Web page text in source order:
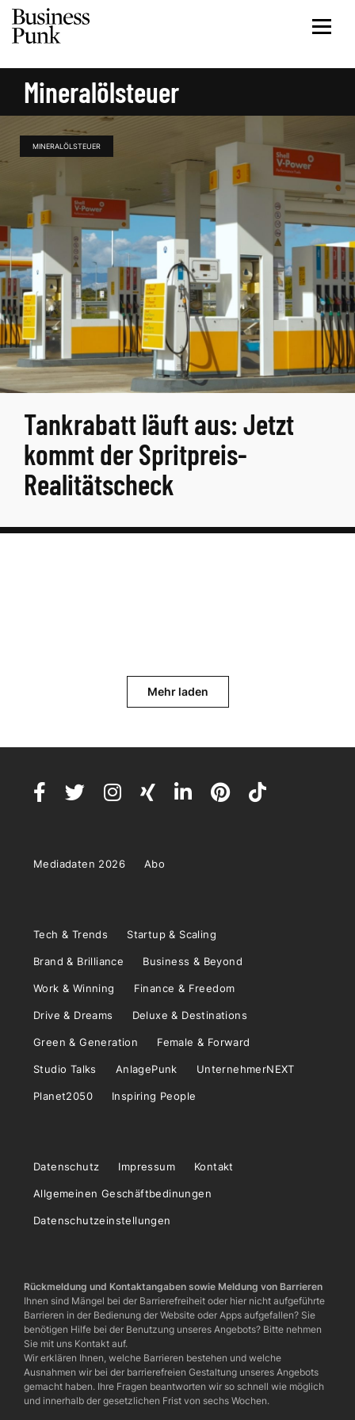
Mineralölsteuer
MINERALÖLSTEUER
Tankrabatt läuft aus: Jetzt
kommt der Spritpreis-
Realitätscheck
Mehr laden
Mediadaten 2026 Abo
Tech & Trends Startup & Scaling
Brand & Brilliance Business & Beyond
Work & Winning Finance & Freedom
Drive & Dreams Deluxe & Destinations
Green & Generation Female & Forward
Studio Talks AnlagePunk UnternehmerNEXT
Planet2050 Inspiring People
Datenschutz Impressum Kontakt
Allgemeinen Geschäftbedinungen
Datenschutzeinstellungen
Rückmeldung und Kontaktangaben sowie Meldung von Barrieren
Ihnen sind Mängel bei der Barrierefreiheit oder hier nicht aufgeführte
Barrieren in der Bedienung der Website oder Apps aufgefallen? Sie
benötigen Hilfe bei der Benutzung unseres Angebots? Bitte nehmen
Sie mit uns Kontakt auf.
Wir erklären Ihnen, welche Barrieren bestehen und welche
Ausnahmen wir bei der barrierefreien Gestaltung unseres Angebots
gemacht haben. Ihre Fragen beantworten wir so schnell wie möglich
und innerhalb der gesetzlichen Frist von sechs Wochen.